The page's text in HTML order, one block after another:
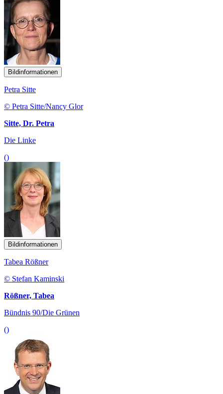
Bildinformationen
Petra Sitte
© Petra Sitte/Nancy Glor
Sitte, Dr. Petra
Die Linke
()
Bildinformationen
Tabea Rößner
© Stefan Kaminski
Rößner, Tabea
Bündnis 90/Die Grünen
()